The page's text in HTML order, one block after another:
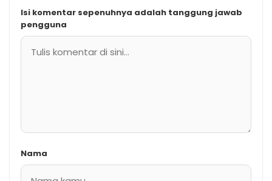
Isi komentar sepenuhnya adalah tanggung jawab
pengguna
Nama